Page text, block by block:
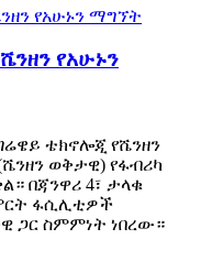
የአሁኑን
ቴክኖሎጂ የሼንዘን
ወቅታዊ) የፋብሪካ
በጃንዋሪ 4፣ ታላቁ
ፋሲሊቲዎች
ጋር ስምምነት ነበረው።